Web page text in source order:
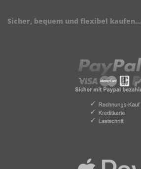
Sicher, bequem und flexibel kaufen...